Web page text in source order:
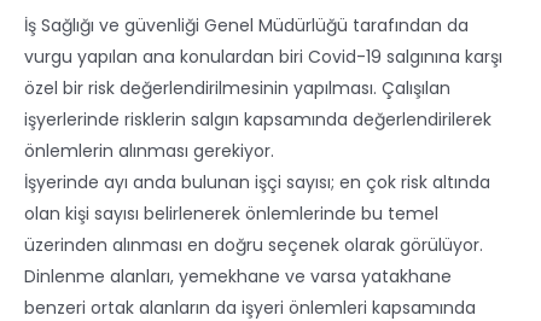
İş Sağlığı ve güvenliği Genel Müdürlüğü tarafından da
vurgu yapılan ana konulardan biri Covid-19 salgınına karşı
özel bir risk değerlendirilmesinin yapılması. Çalışılan
işyerlerinde risklerin salgın kapsamında değerlendirilerek
önlemlerin alınması gerekiyor.
İşyerinde ayı anda bulunan işçi sayısı; en çok risk altında
olan kişi sayısı belirlenerek önlemlerinde bu temel
üzerinden alınması en doğru seçenek olarak görülüyor.
Dinlenme alanları, yemekhane ve varsa yatakhane
benzeri ortak alanların da işyeri önlemleri kapsamında